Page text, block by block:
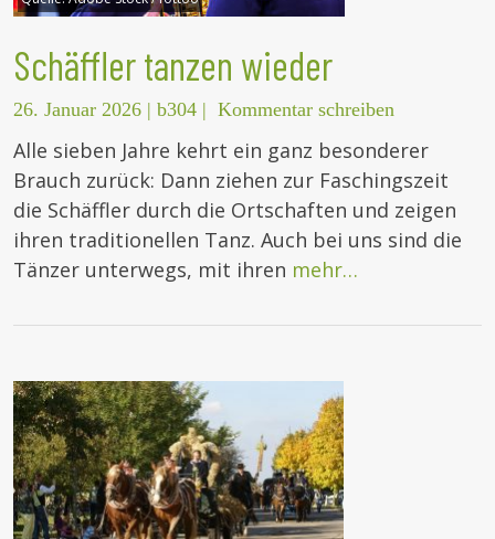
Schäffler tanzen wieder
26. Januar 2026 | b304 | Kommentar schreiben
Alle sieben Jahre kehrt ein ganz besonderer
Brauch zurück: Dann ziehen zur Faschingszeit
die Schäffler durch die Ortschaften und zeigen
ihren traditionellen Tanz. Auch bei uns sind die
Tänzer unterwegs, mit ihren mehr…